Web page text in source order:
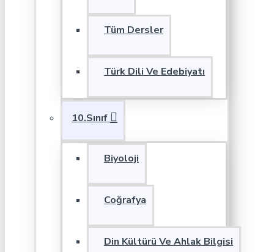
Tüm Dersler
Türk Dili Ve Edebiyatı
10.Sınıf
Biyoloji
Coğrafya
Din Kültürü Ve Ahlak Bilgisi